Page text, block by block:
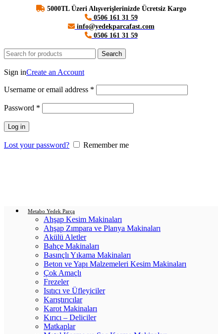
5000TL Üzeri Alışverişlerinizde Ücretsiz Kargo
0506 161 31 59
info@yedekparcafast.com
0506 161 31 59
Search
Sign inCreate an Account
Username or email address *
Password *
Log in
Lost your password?
Remember me
Metabo Yedek Parça
Ahşap Kesim Makinaları
Ahşap Zımpara ve Planya Makinaları
Akülü Aletler
Bahçe Makinaları
Basınçlı Yıkama Makinaları
Beton ve Yapı Malzemeleri Kesim Makinaları
Çok Amaçlı
Frezeler
Isıtıcı ve Üfleyiciler
Karıştırıcılar
Karot Makinaları
Kırıcı – Deliciler
Matkaplar